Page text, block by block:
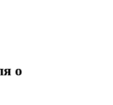
о